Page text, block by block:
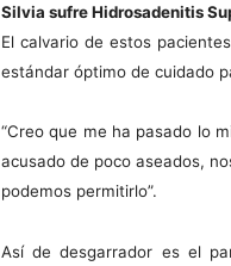
Silvia sufre Hidrosadenitis
El calvario de estos
estándar óptimo de cuidado
“Creo que me ha pasado lo
acusado de poco aseados,
podemos permitirlo”.
Así de desgarrador es el